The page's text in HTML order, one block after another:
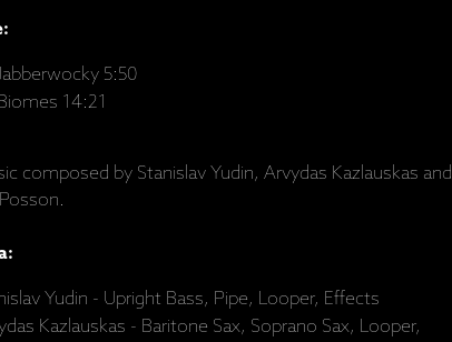
5:50
14:21
composed by Stanislav Yudin, Arvydas Kazlauskas and
Yudin - Upright Bass, Pipe, Looper, Effects
Kazlauskas - Baritone Sax, Soprano Sax, Looper,